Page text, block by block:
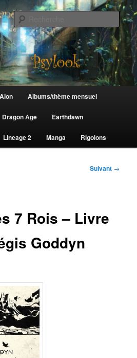
Psylook
Aion Albums/thème mensuel
Dragon Age Earthdawn
Lineage 2 Manga Rigolons
Suivant →
7 Rois – Livre
Goddyn